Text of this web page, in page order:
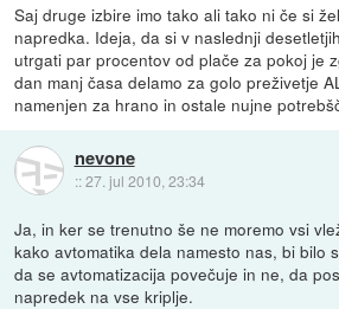
Saj druge izbire imo tako ali tako ni če si
napredka. Ideja, da si v naslednji
utrgati par procentov od plače za pokoj je
dan manj časa delamo za golo preživetje
namenjen za hrano in ostale nujne
nevone
::27. jul 2010, 23:34
Ja, in ker se trenutno še ne moremo vsi
kako avtomatika dela namesto nas, bi bilo
da se avtomatizacija povečuje in ne, da
napredek na vse kriplje.